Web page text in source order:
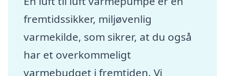
fremtidssikker, miljøvenlig
varmekilde, som sikrer, at du også
har et overkommeligt
varmebudget i fremtiden. Vi